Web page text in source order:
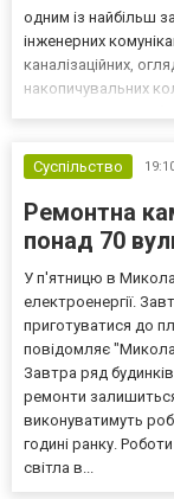
одним із найбільш
інженерних
каналізаційних,
накопичувальних
Суспільство
Ремонтна
понад 70
У п'ятницю в
електроенергії.
приготуватися до
повідомляє
Завтра ряд
ремонти залишиться
виконуватимуть
годині ранку.
світла в...